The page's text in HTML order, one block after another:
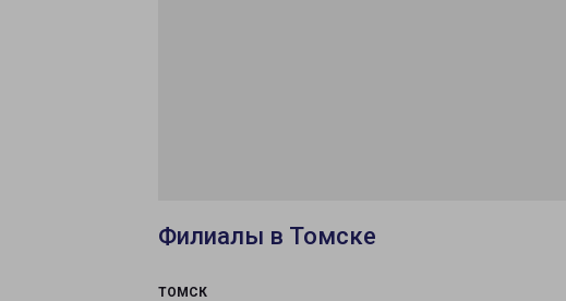
Филиалы в Томске
ТОМСК